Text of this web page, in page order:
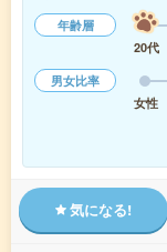
年齢層
20代
男女比率
女性
気になる!